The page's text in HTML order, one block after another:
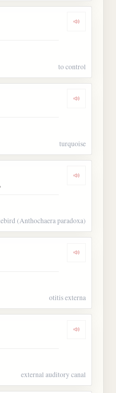
Dengarkan
to control
Dengarkan
turquoise
Dengarkan
(Anthochaera paradoxa)
Dengarkan
otitis externa
Dengarkan
external auditory canal